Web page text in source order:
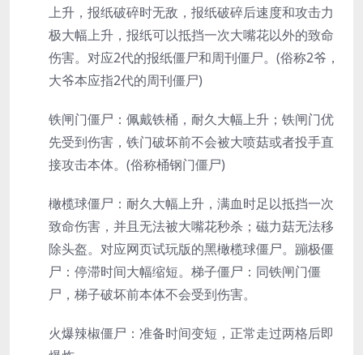
上升，报纸破碎时无敌，报纸破碎后速度和攻击力
极大幅上升，报纸可以抵挡一次大嘴花以外的致命
伤害。对应2代的报纸僵尸和周刊僵尸。(俗称2爷，
大爷本应指2代的周刊僵尸)
铁闸门僵尸：佩戴铁桶，耐久大幅上升；铁闸门优
先受到伤害，铁门破坏前不会被大喷菇或者投手直
接攻击本体。(俗称桶钢门僵尸)
橄榄球僵尸：耐久大幅上升，满血时足以抵挡一次
致命伤害，并且无法被大嘴花秒杀；磁力菇无法移
除头盔。对应网页试玩版的黑橄榄球僵尸。蹦极僵
尸：停滞时间大幅缩短。梯子僵尸：同铁闸门僵
尸，梯子破坏前本体不会受到伤害。
火爆辣椒僵尸：准备时间变短，正常走过两格后即